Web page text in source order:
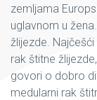
zemljama
uglavnom u
žlijezde.
rak štitne
govori o dobro
medularni rak